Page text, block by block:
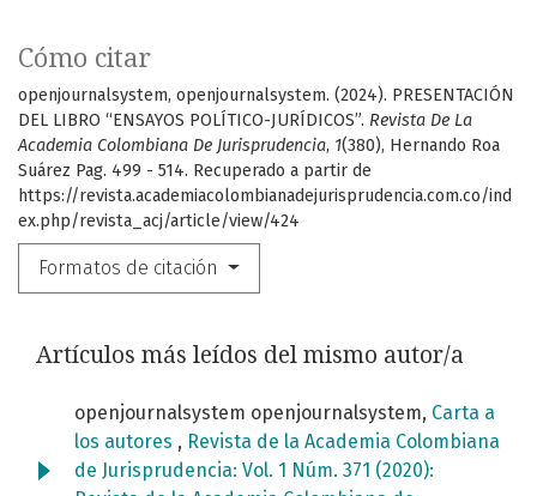
Cómo citar
openjournalsystem, openjournalsystem. (2024). PRESENTACIÓN
DEL LIBRO “ENSAYOS POLÍTICO-JURÍDICOS”. Revista De La
Academia Colombiana De Jurisprudencia, 1(380), Hernando Roa
Suárez Pag. 499 - 514. Recuperado a partir de
https://revista.academiacolombianadejurisprudencia.com.co/ind
ex.php/revista_acj/article/view/424
Formatos de citación
Artículos más leídos del mismo autor/a
openjournalsystem openjournalsystem, Carta a
los autores , Revista de la Academia Colombiana
de Jurisprudencia: Vol. 1 Núm. 371 (2020):